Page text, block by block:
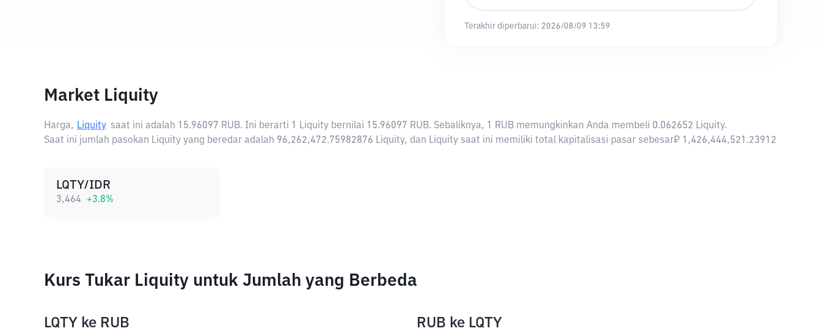
Terakhir diperbarui: 2026/08/09 13:59
Market Liquity
Harga, Liquity saat ini adalah 15.96097 RUB. Ini berarti 1 Liquity bernilai 15.96097 RUB. Sebaliknya, 1 RUB memungkinkan Anda membeli 0.062652 Liquity.
Saat ini jumlah pasokan Liquity yang beredar adalah 96,262,472.75982876 Liquity, dan Liquity saat ini memiliki total kapitalisasi pasar sebesar₽ 1,426,444,521.23912
LQTY/IDR
3,464 +3.8%
Kurs Tukar Liquity untuk Jumlah yang Berbeda
LQTY ke RUB RUB ke LQTY